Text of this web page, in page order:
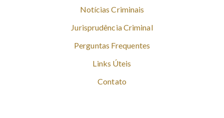
Notícias Criminais
Jurisprudência Criminal
Perguntas Frequentes
Links Úteis
Contato